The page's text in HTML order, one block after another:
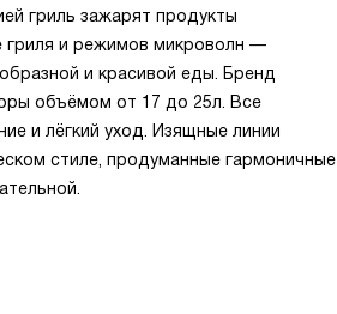
гриль зажарят продукты
гриля и режимов микроволн —
и красивой еды. Бренд
объёмом от 17 до 25л. Все
и лёгкий уход. Изящные линии
стиле, продуманные гармоничные